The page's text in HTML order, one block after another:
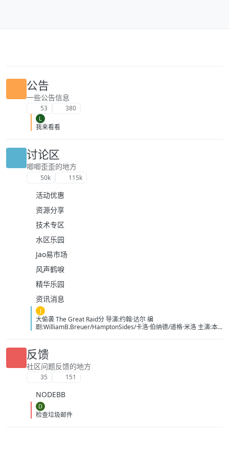
公告
一些公告信息
53 380
L
我来看看
讨论区
唧唧歪歪的地方
50k 115k
活动优惠
资源分享
技术专区
水区乐园
Jao易市场
风声鹤唳
精华乐园
资讯消息
J
大偷袭 The Great Raid分 导演:约翰·达尔 编
剧:WilliamB.Breuer/HamptonSides/卡洛·伯纳德/道格·米洛 主演:本
曼辛托斯/杰里米·卡拉汉/ScottMcLean/保罗·蒙塔尔班/克莱恩·克劳福
德/萨姆·沃辛顿/RoystonInnes/卢克·佩格勒/代尔·戴/杰罗姆·埃勒斯/布
雷特·塔克/KristianSchmid/瓦维克·杨/TimCampbell/马特·多兰/约瑟夫
·费因斯/马尔顿·索克斯/罗根·马歇尔-格林/尼古拉斯·贝尔/肯尼·道提/克
里斯托弗·詹姆斯·贝克/康妮·尼尔森/娜塔莉·杰克逊·门多萨/原丽淇/奥
泉原丰/保罗·纳高奇/DavidChamberlain/宇佐美慎吾/塞萨尔·蒙塔
诺/RichardJoson/KennethMoraleda/卓丹·李/里昂·福德/马修·纽
顿/JacksonRaine/道格拉斯·麦克阿瑟/富兰克林·德拉诺·罗斯福/艾德琳·
冈野/HidekiTojo 类型:剧情/动作/战争 制片国家/地区:美国/澳大利亚
反馈
社区问题反馈的地方
35 151
NODEBB
D
检查垃圾邮件